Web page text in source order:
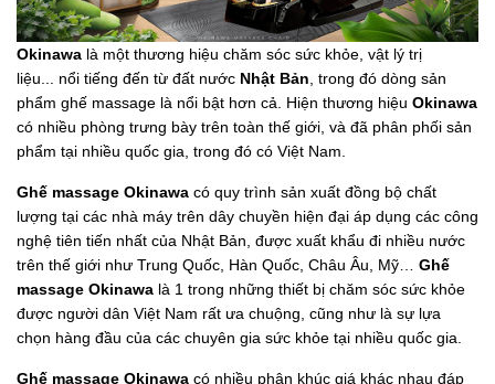
Okinawa là một thương hiệu chăm sóc sức khỏe, vật lý trị
liệu... nổi tiếng đến từ đất nước Nhật Bản, trong đó dòng sản
phẩm ghế massage là nổi bật hơn cả. Hiện thương hiệu Okinawa
có nhiều phòng trưng bày trên toàn thế giới, và đã phân phối sản
phẩm tại nhiều quốc gia, trong đó có Việt Nam.
Ghế massage Okinawa có quy trình sản xuất đồng bộ chất
lượng tại các nhà máy trên dây chuyền hiện đại áp dụng các công
nghệ tiên tiến nhất của Nhật Bản, được xuất khẩu đi nhiều nước
trên thế giới như Trung Quốc, Hàn Quốc, Châu Âu, Mỹ… Ghế
massage Okinawa là 1 trong những thiết bị chăm sóc sức khỏe
được người dân Việt Nam rất ưa chuộng, cũng như là sự lựa
chọn hàng đầu của các chuyên gia sức khỏe tại nhiều quốc gia.
Ghế massage Okinawa có nhiều phân khúc giá khác nhau đáp